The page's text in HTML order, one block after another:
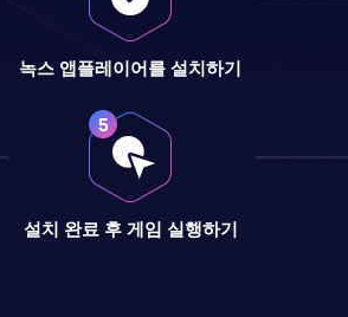
녹스 앱플레이어를 설치하기
설치 완료 후 게임 실행하기